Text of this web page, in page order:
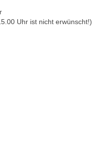
Uhr ist nicht erwünscht!)